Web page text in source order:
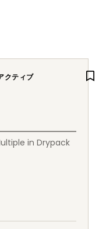
クティブ
in Drypack